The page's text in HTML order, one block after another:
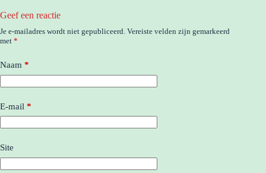
Geef een reactie
Je e-mailadres wordt niet gepubliceerd. Vereiste velden zijn gemarkeerd
met *
Naam *
E-mail *
Site